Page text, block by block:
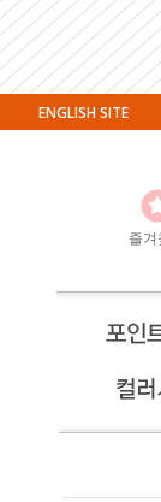
ENGLISH SITE
즐겨